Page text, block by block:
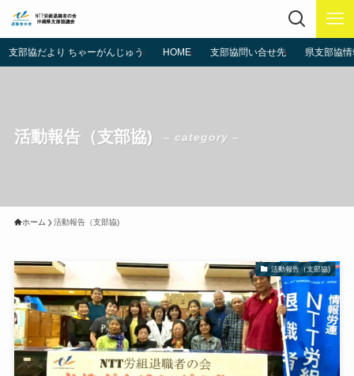
支部協だより ちゃーがんじゅう HOME 支部協問い合せ先 県支部協
活動報告（支部協) – category –
ホーム 活動報告（支部協)
活動報告（支部協)